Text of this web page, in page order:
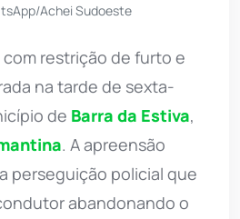
Achei Sudoeste
restrição de furto e
na tarde de sexta-
de Barra da Estiva,
. A apreensão
perseguição policial que
abandonando o